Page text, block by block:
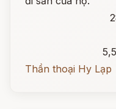
Thần thoại Hy Lạp